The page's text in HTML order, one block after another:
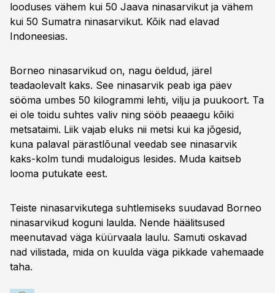
looduses vähem kui 50 Jaava ninasarvikut ja vähem
kui 50 Sumatra ninasarvikut. Kõik nad elavad
Indoneesias.
Borneo ninasarvikud on, nagu öeldud, järel
teadaolevalt kaks. See ninasarvik peab iga päev
sööma umbes 50 kilogrammi lehti, vilju ja puukoort. Ta
ei ole toidu suhtes valiv ning sööb peaaegu kõiki
metsataimi. Liik vajab eluks nii metsi kui ka jõgesid,
kuna palaval pärastlõunal veedab see ninasarvik
kaks-kolm tundi mudaloigus lesides. Muda kaitseb
looma putukate eest.
Teiste ninasarvikutega suhtlemiseks suudavad Borneo
ninasarvikud koguni laulda. Nende häälitsused
meenutavad väga küürvaala laulu. Samuti oskavad
nad vilistada, mida on kuulda väga pikkade vahemaade
taha.